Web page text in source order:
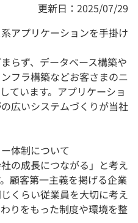
更新日：2025/07/29
アプリケーションを手掛け
らず、データベース構築や
フラ構築などお客さまのニ
ています。アプリケーショ
広いシステムづくりが当社
体制について
の成長につながる」と考え
顧客第一主義を掲げる企業
くらい従業員を大切に考え
りをもった制度や環境を整